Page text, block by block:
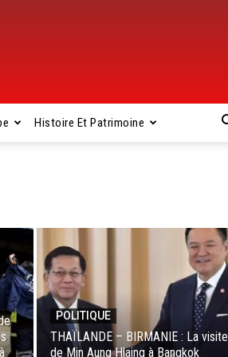
Histoire Et Patrimoine
POLITIQUE
THAÏLANDE – BIRMANIE : La visite
de Min Aung Hlaing à Bangkok